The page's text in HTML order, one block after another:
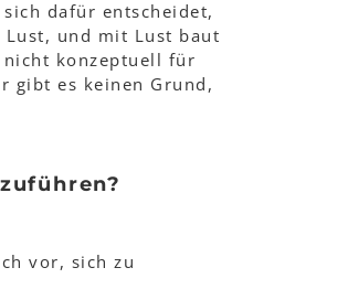
dafür entscheidet,
Lust, und mit Lust baut
nicht konzeptuell für
gibt es keinen Grund,
vor, sich zu